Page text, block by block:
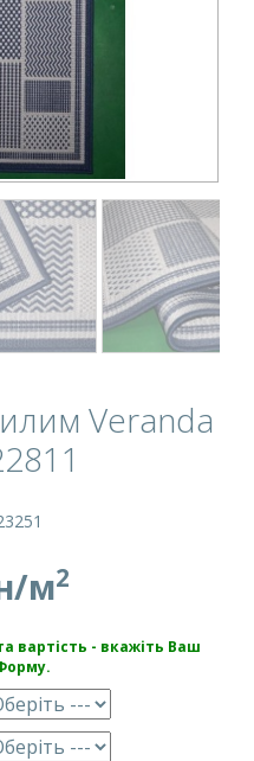
Veranda
м2
вартість - вкажіть Ваш